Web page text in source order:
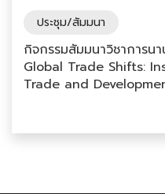
ประชุม/สัมมนา
กิจกรรมสัมมนาวิชาการน
Global Trade Shifts:
Trade and